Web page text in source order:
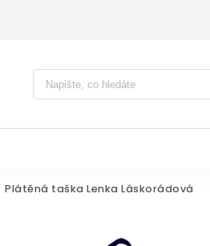
Vyhledávání
Plátěná taška Lenka Láskorádová